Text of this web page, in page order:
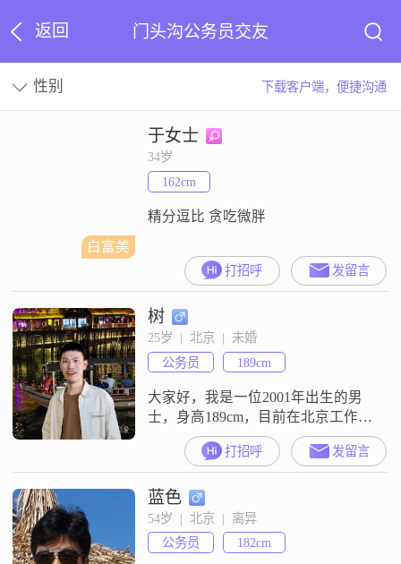
返回 门头沟公务员交友
性别 下载客户端，便捷沟通
白富美
于女士
34岁
162cm
精分逗比 贪吃微胖
打招呼 发留言
树
25岁  |  北京  |  未婚
公务员
189cm
大家好，我是一位2001年出生的男
士，身高189cm，目前在北京工作，
月收入在12001到20000元之间
##3002##我拥有大学本科学历，性
格方面比较幽默风趣，总是希望能
给身边的人带来快乐##3002##在与
人相处时，我随和易相处，不会计
较一些小事，更看重的是和大家一
起的愉快氛围##3002##我对待生活
打招呼 发留言
蓝色
54岁  |  北京  |  离异
公务员
182cm